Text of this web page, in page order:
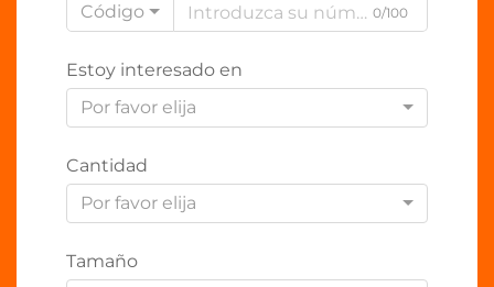
Código
0/100
Estoy interesado en
Por favor elija
Cantidad
Por favor elija
Tamaño